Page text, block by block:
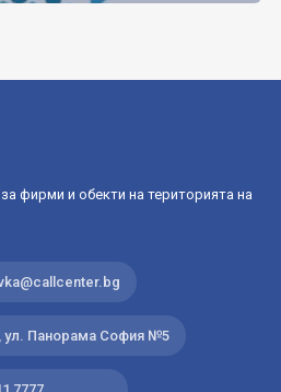
фирми и обекти на територията на
ул. Панорама София №5